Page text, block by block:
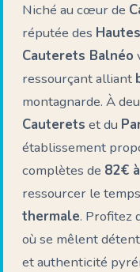
Niché au cœur de
réputée des
Cauterets Balnéo
ressourçant alliant
montagnarde. À
Cauterets et du
établissement
complètes de 82€
ressourcer le
thermale. Profitez
où se mêlent
et authenticité